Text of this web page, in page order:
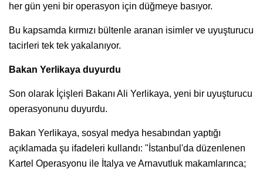
her gün yeni bir operasyon için düğmeye basıyor.
Bu kapsamda kırmızı bültenle aranan isimler ve uyuşturucu
tacirleri tek tek yakalanıyor.
Bakan Yerlikaya duyurdu
Son olarak İçişleri Bakanı Ali Yerlikaya, yeni bir uyuşturucu
operasyonunu duyurdu.
Bakan Yerlikaya, sosyal medya hesabından yaptığı
açıklamada şu ifadeleri kullandı: "İstanbul'da düzenlenen
Kartel Operasyonu ile İtalya ve Arnavutluk makamlarınca;